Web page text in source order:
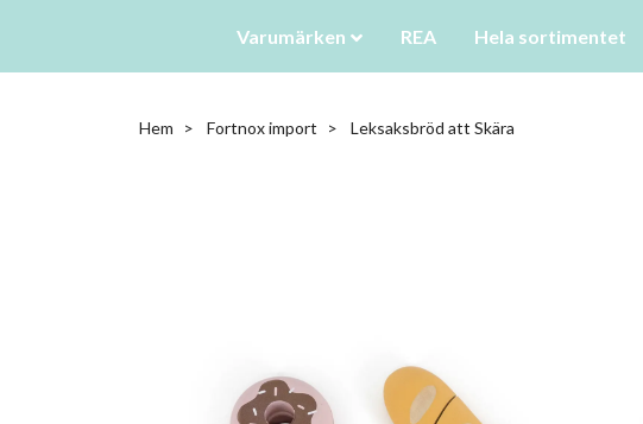
Varumärken REA Hela sortimentet
Hem Fortnox import Leksaksbröd att Skära